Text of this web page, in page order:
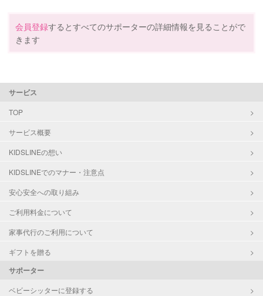
資格 なし
受験対策
学校/塾の補習・宿題
会員登録するとすべてのサポーターの詳細情報を見ることがで
きます
サービス
TOP
サービス概要
KIDSLINEの想い
KIDSLINEでのマナー・注意点
安心安全への取り組み
ご利用料金について
家事代行のご利用について
ギフトを贈る
サポーター
ベビーシッターに登録する